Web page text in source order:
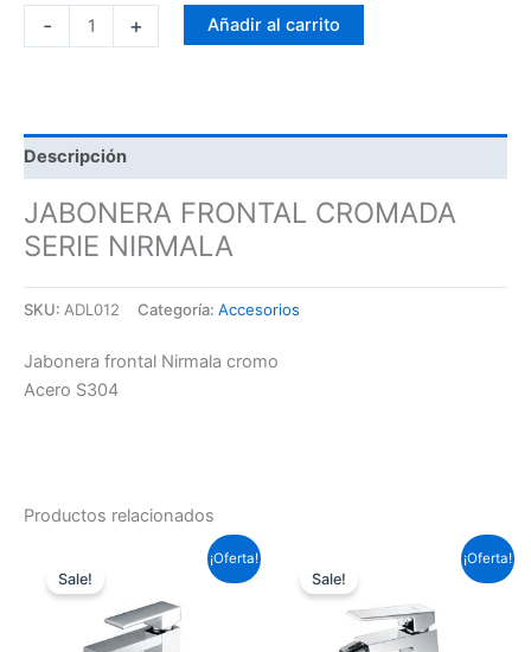
- + Añadir al carrito
Descripción
JABONERA FRONTAL CROMADA
SERIE NIRMALA
SKU: ADL012 Categoría: Accesorios
Jabonera frontal Nirmala cromo
Acero S304
Productos relacionados
¡Oferta!
Sale!
original
era:
87,12 €.
precio
es:
64,49 €.
¡Oferta!
Sale!
era:
88,33 €.
precio
es:
65,39 €.